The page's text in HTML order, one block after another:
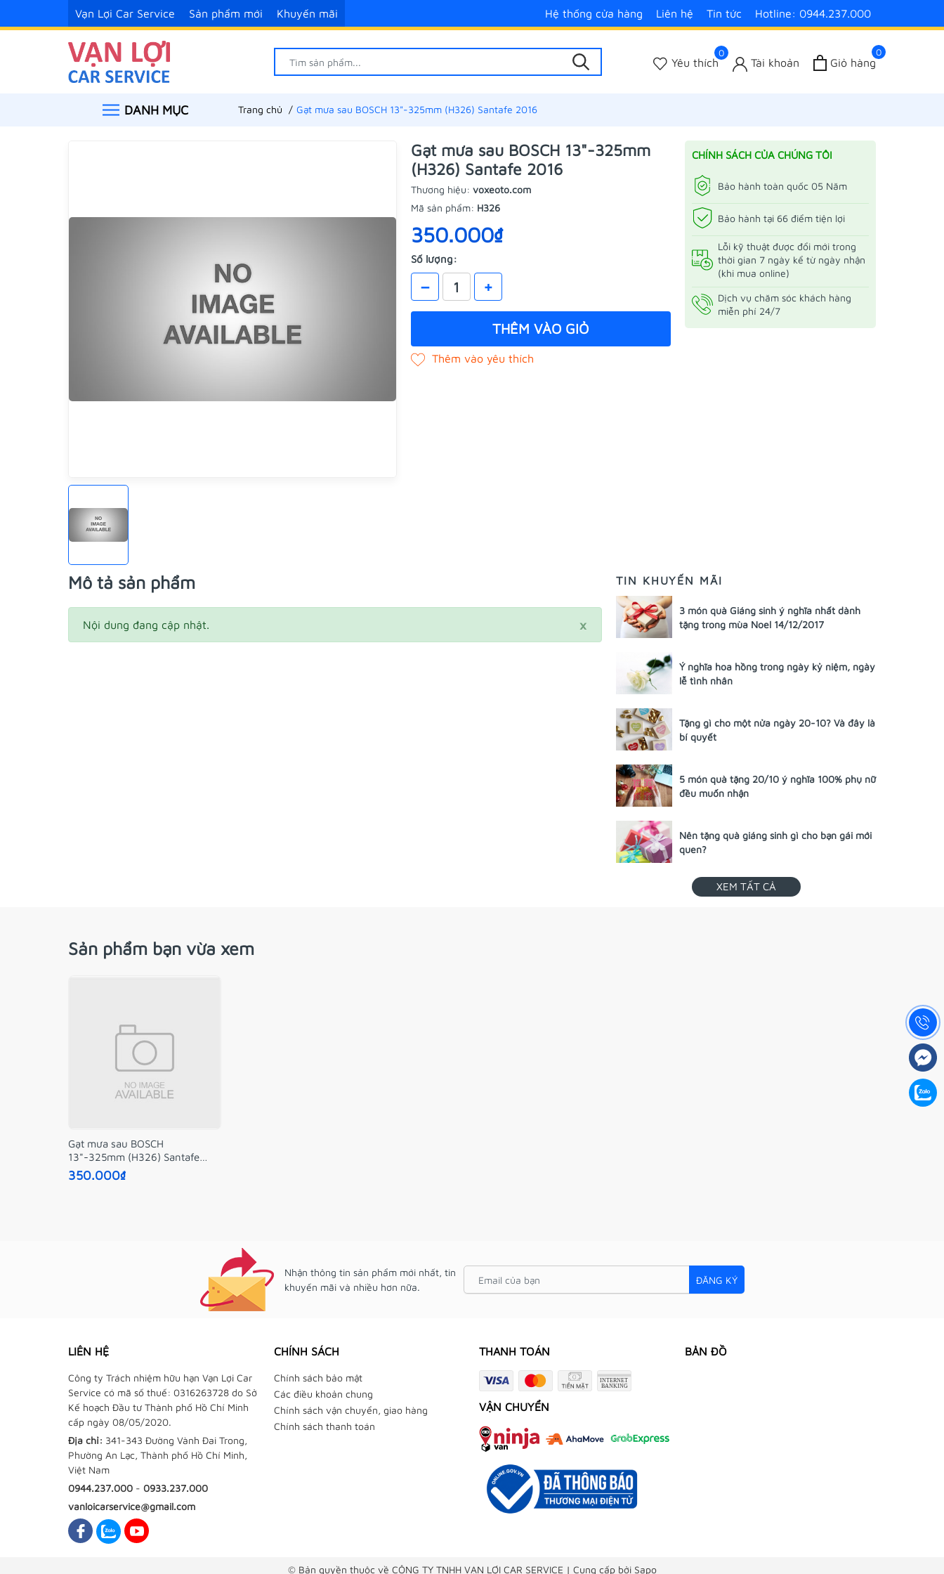
Vạn Lợi Car Service Sản phẩm mới Khuyến mãi Hệ thống cửa hàng Liên hệ Tin tức Hotline: 0944.237.000
0
Yêu thích Tài khoản
0
Giỏ hàng
DANH MỤC Trang chủ Gạt mưa sau BOSCH 13"-325mm (H326) Santafe 2016
Gạt mưa sau BOSCH 13"-325mm
(H326) Santafe 2016
Thương hiệu: voxeoto.com
Mã sản phẩm: H326
350.000₫
Số lượng:
– +
THÊM VÀO GIỎ
CHÍNH SÁCH CỦA CHÚNG TÔI
Bảo hành toàn quốc 05 Năm
Bảo hành tại 66 điểm tiện lợi
Lỗi kỹ thuật được đổi mới trong
thời gian 7 ngày kể từ ngày nhận
(khi mua online)
Dịch vụ chăm sóc khách hàng
miễn phí 24/7
Mô tả sản phẩm
×
Nội dung đang cập nhật.
TIN KHUYẾN MÃI
3 món quà Giáng sinh ý nghĩa nhất dành
tặng trong mùa Noel 14/12/2017
Ý nghĩa hoa hồng trong ngày kỷ niệm, ngày
lễ tình nhân
Tặng gì cho một nửa ngày 20-10? Và đây là
bí quyết
5 món quà tặng 20/10 ý nghĩa 100% phụ nữ
đều muốn nhận
Nên tặng quà giáng sinh gì cho bạn gái mới
quen?
XEM TẤT CẢ
Sản phẩm bạn vừa xem
Gạt mưa sau BOSCH
13"-325mm (H326) Santafe
2016
350.000₫
Nhận thông tin sản phẩm mới nhất, tin
khuyến mãi và nhiều hơn nữa.
ĐĂNG KÝ
LIÊN HỆ
Công ty Trách nhiệm hữu hạn Vạn Lợi Car
Service có mã số thuế: 0316263728 do Sở
Kế hoạch Đầu tư Thành phố Hồ Chí Minh
cấp ngày 08/05/2020.
Địa chỉ: 341-343 Đường Vành Đai Trong,
Phường An Lạc, Thành phố Hồ Chí Minh,
Việt Nam
0944.237.000 - 0933.237.000
vanloicarservice@gmail.com
CHÍNH SÁCH
Chính sách bảo mật
Các điều khoản chung
Chính sách vận chuyển, giao hàng
Chính sách thanh toán
THANH TOÁN
VẬN CHUYỂN
BẢN ĐỒ
© Bản quyền thuộc về CÔNG TY TNHH VẠN LỢI CAR SERVICE | Cung cấp bởi Sapo